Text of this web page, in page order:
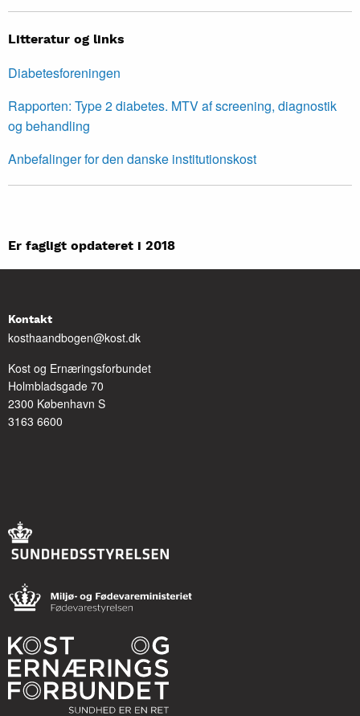
Litteratur og links
Diabetesforeningen
Rapporten: Type 2 diabetes. MTV af screening, diagnostik
og behandling
Anbefalinger for den danske institutionskost
Er fagligt opdateret i 2018
Kontakt
kosthaandbogen@kost.dk
Kost og Ernæringsforbundet
Holmbladsgade 70
2300 København S
3163 6600